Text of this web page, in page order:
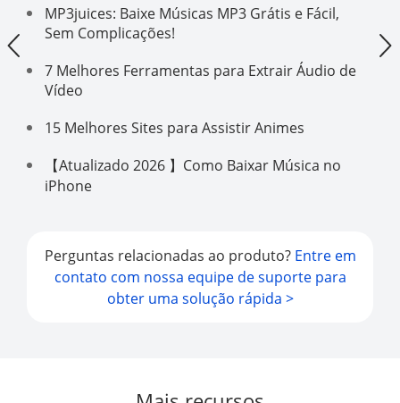
MP3juices: Baixe Músicas MP3 Grátis e Fácil,
Sem Complicações!
7 Melhores Ferramentas para Extrair Áudio de
Vídeo
15 Melhores Sites para Assistir Animes
【Atualizado 2026 】Como Baixar Música no
iPhone
Perguntas relacionadas ao produto? Entre em
contato com nossa equipe de suporte para
obter uma solução rápida >